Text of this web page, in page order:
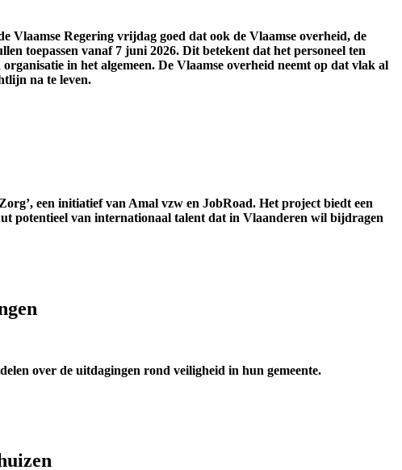
Regering vrijdag goed dat ook de Vlaamse overheid, de
toepassen vanaf 7 juni 2026. Dit betekent dat het personeel ten
in het algemeen. De Vlaamse overheid neemt op dat vlak al
na te leven.
een initiatief van Amal vzw en JobRoad. Het project biedt een
potentieel van internationaal talent dat in Vlaanderen wil bijdragen
over de uitdagingen rond veiligheid in hun gemeente.